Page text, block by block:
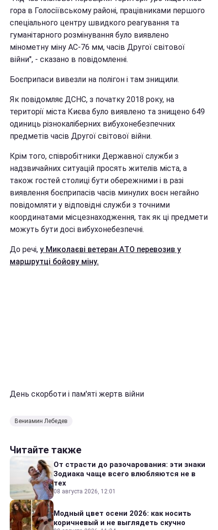
гора в Голосіївському районі, працівниками першого
спеціального центру швидкого реагування та
гуманітарного розмінування було виявлено
мінометну міну АС-76 мм, часів Другої світової
війни", - сказано в повідомленні.
Боєприпаси вивезли на полігон і там знищили.
Як повідомляє ДСНС, з початку 2018 року, на
території міста Києва було виявлено та знищено 649
одиниць різнокаліберних вибухонебезпечних
предметів часів Другої світової війни.
Крім того, співробітники Державної служби з
надзвичайних ситуацій просять жителів міста, а
також гостей столиці бути обережними і в разі
виявлення боєприпасів часів минулих воєн негайно
повідомляти у відповідні служби з точними
координатами місцезнаходження, так як ці предмети
можуть бути досі вибухонебезпечні.
До речі, у Миколаєві ветеран АТО перевозив у
маршрутці бойову міну.
День скорботи і пам'яті жертв війни
Вениамин Лебедев
Читайте также
От страсти до разочарования: эти знаки
Зодиака чаще всего влюбляются не в
тех
08 августа 2026, 12:01
Модный цвет осени 2026: как носить
коричневый и не выглядеть скучно